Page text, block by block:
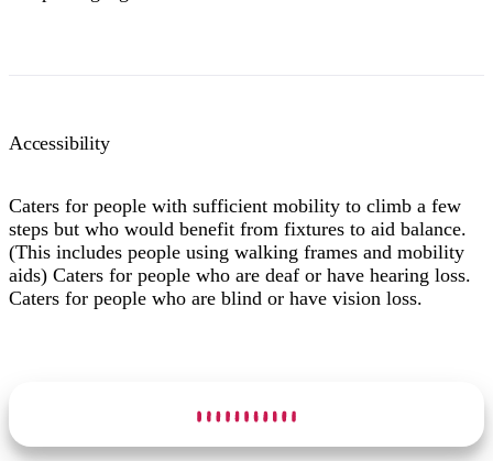
Accessibility
Caters for people with sufficient mobility to climb a few
steps but who would benefit from fixtures to aid balance.
(This includes people using walking frames and mobility
aids) Caters for people who are deaf or have hearing loss.
Caters for people who are blind or have vision loss.